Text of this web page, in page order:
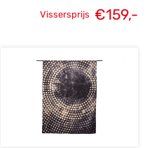
€229,-.
Vissersprijs €159,-